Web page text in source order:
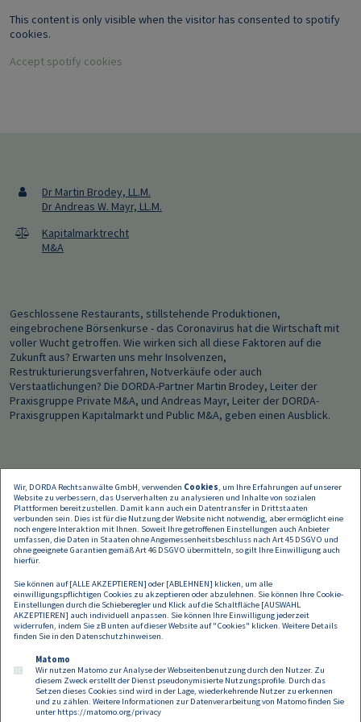
This content is only visible when the visitor has consented to spotify
cookies.
Accept spotify cookies
Dr Martin Brodey, LL.M.
Dr Andreas W. Mayr, LL.M.
Kapitalmarktrecht
M&A
Geschlossene Restaurants, stillstehende Produktionen,
eingebrochene Börsenkurse - das Coronavirus hat die Wirtschaft mit
voller Wucht getroffen. Wie wirken sich all diese Faktoren auf die
Zukunft aus? Erwarten uns mehr Insolvenzen,
Restrukturierungsverfahren, Notverkäufe oder auch
Verstaatlichungen? Die DORDA-Partner Martin Brodey, Leiter der
Praxisgruppe Private M&A, und Andreas Mayr, Leiter der DORDA-
Praxisgruppen Kapitalmarkt und Public M&A, geben einen Ausblick.
Wir, DORDA Rechtsanwälte GmbH, verwenden Cookies, um Ihre Erfahrungen auf unserer
Website zu verbessern, das Userverhalten zu analysieren und Inhalte von sozialen
Plattformen bereitzustellen. Damit kann auch ein Datentransfer in Drittstaaten
verbunden sein. Dies ist für die Nutzung der Website nicht notwendig, aber ermöglicht eine
noch engere Interaktion mit Ihnen. Soweit Ihre getroffenen Einstellungen auch Anbieter
umfassen, die Daten in Staaten ohne Angemessenheitsbeschluss nach Art 45 DSGVO und
ohne geeignete Garantien gemäß Art 46 DSGVO übermitteln, so gilt Ihre Einwilligung auch
hierfür.
Sie können auf [ALLE AKZEPTIEREN] oder [ABLEHNEN] klicken, um alle
einwilligungspflichtigen Cookies zu akzeptieren oder abzulehnen. Sie können Ihre Cookie-
Einstellungen durch die Schieberegler und Klick auf die Schaltfläche [AUSWAHL
AKZEPTIEREN] auch individuell anpassen. Sie können Ihre Einwilligung jederzeit
widerrufen, indem Sie zB unten auf dieser Website auf "Cookies" klicken. Weitere Details
finden Sie in den Datenschutzhinweisen.
Matomo
Wir nutzen Matomo zur Analyse der Webseitenbenutzung durch den Nutzer. Zu
diesem Zweck erstellt der Dienst pseudonymisierte Nutzungsprofile. Durch das
Setzen dieses Cookies sind wird in der Lage, wiederkehrende Nutzer zu erkennen
und zu zählen. Weitere Informationen zur Datenverarbeitung von Matomo finden Sie
unter https://matomo.org/privacy